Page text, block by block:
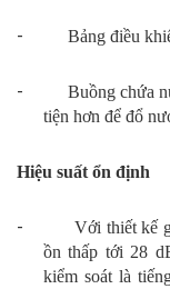
- Bảng điều
- Buồng chứa
tiện hơn để đổ
Hiệu suất ổn định
- Với thiết kế
ồn thấp tới 28
kiểm soát là